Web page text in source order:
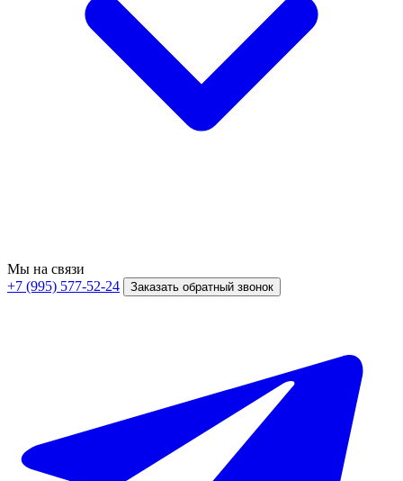
Мы на связи
+7 (995) 577-52-24
Заказать обратный звонок